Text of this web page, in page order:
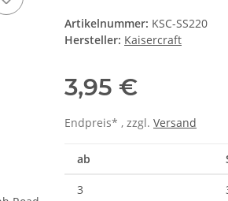
Artikelnummer: KSC-SS220
Hersteller: Kaisercraft
3,95 €
Endpreis* , zzgl. Versand
ab
3